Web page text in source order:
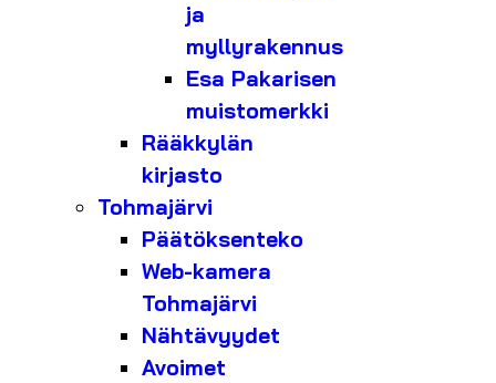
ja
myllyrakennus
Esa Pakarisen
muistomerkki
Rääkkylän
kirjasto
Tohmajärvi
Päätöksenteko
Web-kamera
Tohmajärvi
Nähtävyydet
Avoimet